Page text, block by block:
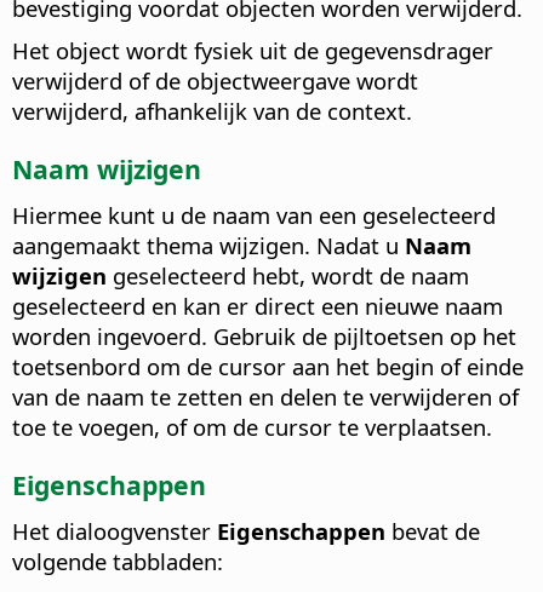
bevestiging voordat objecten worden verwijderd.
Het object wordt fysiek uit de gegevensdrager
verwijderd of de objectweergave wordt
verwijderd, afhankelijk van de context.
Naam wijzigen
Hiermee kunt u de naam van een geselecteerd
aangemaakt thema wijzigen. Nadat u Naam
wijzigen geselecteerd hebt, wordt de naam
geselecteerd en kan er direct een nieuwe naam
worden ingevoerd. Gebruik de pijltoetsen op het
toetsenbord om de cursor aan het begin of einde
van de naam te zetten en delen te verwijderen of
toe te voegen, of om de cursor te verplaatsen.
Eigenschappen
Het dialoogvenster Eigenschappen bevat de
volgende tabbladen: